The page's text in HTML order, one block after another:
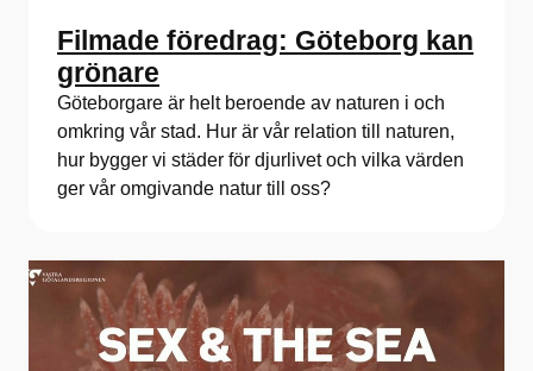
Filmade föredrag: Göteborg kan
grönare
Göteborgare är helt beroende av naturen i och
omkring vår stad. Hur är vår relation till naturen,
hur bygger vi städer för djurlivet och vilka värden
ger vår omgivande natur till oss?